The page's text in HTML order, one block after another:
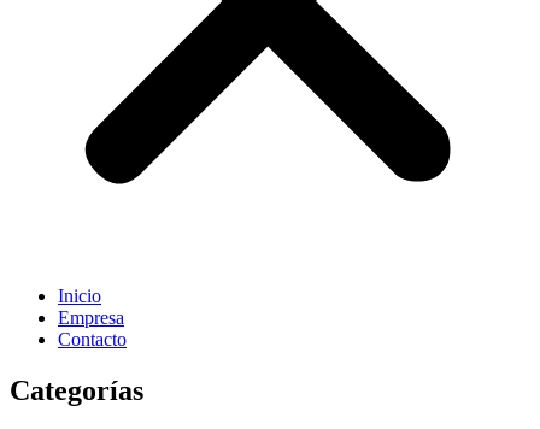
Inicio
Empresa
Contacto
Categorías